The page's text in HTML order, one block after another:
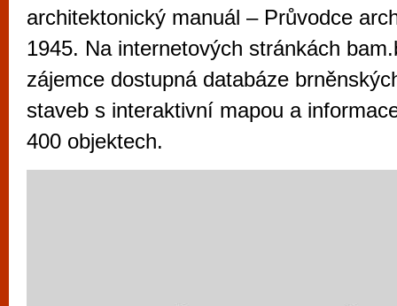
architektonický manuál – Průvodce
1945. Na internetových stránkách
zájemce dostupná databáze
staveb s interaktivní mapou a
400 objektech.
vyzkoušet různé kasinové hry. V
metropoli naleznete širokou nabídku her
po moderní automaty jak pro pravidelné
příležitostné hráče. V...